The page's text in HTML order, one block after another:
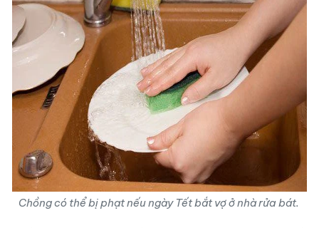
Chồng có thể bị phạt nếu ngày Tết bắt vợ ở nhà rửa bát.